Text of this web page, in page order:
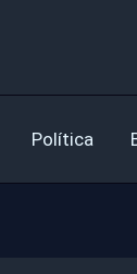
Política